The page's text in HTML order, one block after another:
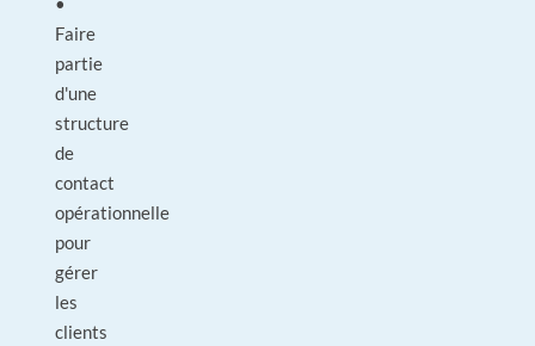
Faire
partie
d'une
structure
de
contact
opérationnelle
pour
gérer
les
clients